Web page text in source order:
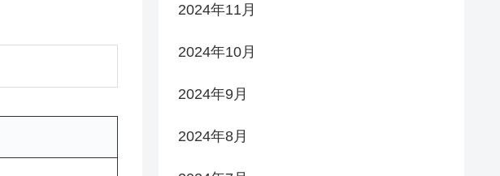
2024年11月
2024年10月
2024年9月
2024年8月